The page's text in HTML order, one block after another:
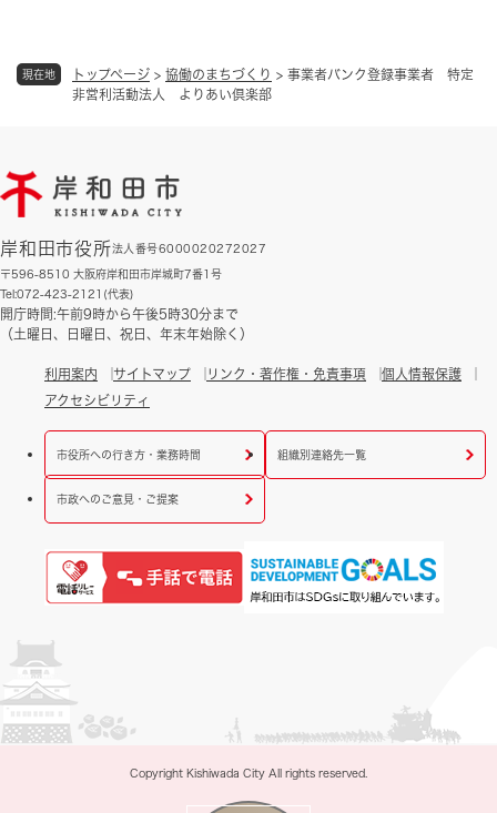
現在地 トップページ > 協働のまちづくり > 事業者バンク登録事業者 特定
非営利活動法人 よりあい倶楽部
岸和田市役所法人番号6000020272027
〒596-8510 大阪府岸和田市岸城町7番1号
Tel:072-423-2121(代表)
開庁時間:午前9時から午後5時30分まで
（土曜日、日曜日、祝日、年末年始除く）
利用案内 サイトマップ リンク・著作権・免責事項
個人情報保護
アクセシビリティ
市役所への行き方・業務時間 組織別連絡先一覧
市政へのご意見・ご提案
Copyright Kishiwada City All rights reserved.